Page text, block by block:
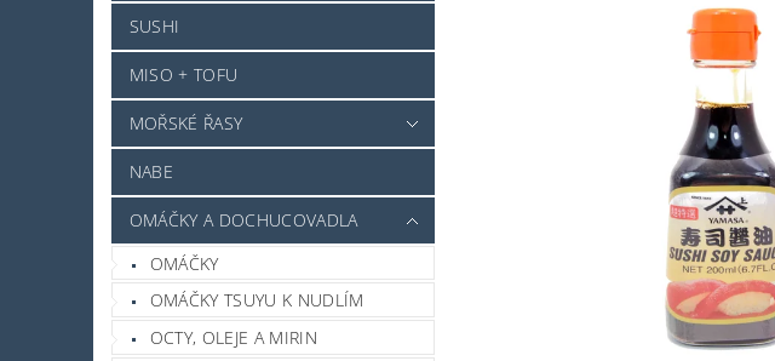
SUSHI
MISO + TOFU
MOŘSKÉ ŘASY
NABE
OMÁČKY A DOCHUCOVADLA
OMÁČKY
OMÁČKY TSUYU K NUDLÍM
OCTY, OLEJE A MIRIN